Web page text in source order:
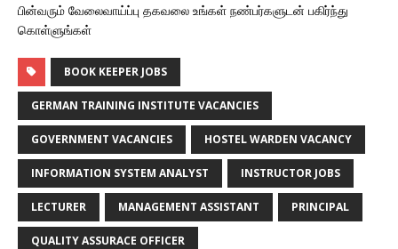
பின்வரும் வேலைவாய்ப்பு தகவலை உங்கள் நண்பர்களுடன் பகிர்ந்து
கொள்ளுங்கள்
BOOK KEEPER JOBS
GERMAN TRAINING INSTITUTE VACANCIES
GOVERNMENT VACANCIES HOSTEL WARDEN VACANCY
INFORMATION SYSTEM ANALYST INSTRUCTOR JOBS
LECTURER MANAGEMENT ASSISTANT PRINCIPAL
QUALITY ASSURACE OFFICER